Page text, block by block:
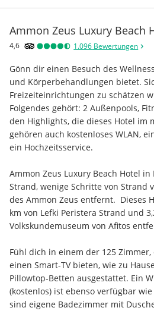
Ammon Zeus Luxury Beach
4,6 1.096 Bewertungen
Gönn dir einen Besuch des
und Körperbehandlungen bietet.
Freizeiteinrichtungen zu schätzen
Folgendes gehört: 2 Außenpools,
den Highlights, die dieses Hotel im
gehören auch kostenloses WLAN,
ein Hochzeitsservice.
Ammon Zeus Luxury Beach Hotel
Strand, wenige Schritte von Strand
des Ammon Zeus entfernt.  Dieses
km von Lefki Peristera Strand und
Volkskundemuseum von Afitos
Fühl dich in einem der 125
einen Smart-TV bieten, wie zu
Pillowtop-Betten ausgestattet. Ein
(kostenlos) ist ebenso verfügbar
sind eigene Badezimmer mit